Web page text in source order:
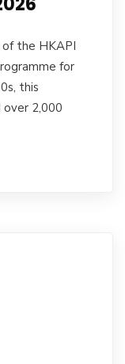
the HKAPI
for
this
over 2,000